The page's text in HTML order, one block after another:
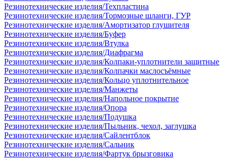
Резинотехнические изделия/Техпластина
Резинотехнические изделия/Тормозные шланги, ГУР
Резинотехнические изделия/Амортизатор глушителя
Резинотехнические изделия/Буфер
Резинотехнические изделия/Втулка
Резинотехнические изделия/Диафрагма
Резинотехнические изделия/Колпаки-уплотнители защитные
Резинотехнические изделия/Колпачки маслосъёмные
Резинотехнические изделия/Кольцо уплотнительное
Резинотехнические изделия/Манжеты
Резинотехнические изделия/Напольное покрытие
Резинотехнические изделия/Опора
Резинотехнические изделия/Подушка
Резинотехнические изделия/Пыльник, чехол, заглушка
Резинотехнические изделия/Сайлентблок
Резинотехнические изделия/Сальник
Резинотехнические изделия/Фартук брызговика